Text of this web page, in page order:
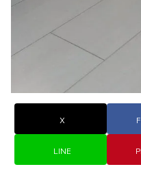
X
LINE